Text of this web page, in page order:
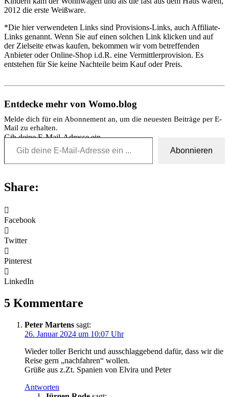
2012 die erste Weißware.
*Die hier verwendeten Links sind Provisions-Links, auch Affiliate-
Links genannt. Wenn Sie auf einen solchen Link klicken und auf
der Zielseite etwas kaufen, bekommen wir vom betreffenden
Anbieter oder Online-Shop i.d.R. eine Vermittlerprovision. Es
entstehen für Sie keine Nachteile beim Kauf oder Preis.
Entdecke mehr von Womo.blog
Melde dich für ein Abonnement an, um die neuesten Beiträge per E-
Mail zu erhalten.
Gib deine E-Mail-Adresse ein ...
Abonnieren
Share:
Facebook
Twitter
Pinterest
LinkedIn
5 Kommentare
Peter Martens sagt:
26. Januar 2024 um 10:07 Uhr
Wieder toller Bericht und ausschlaggebend dafür, dass wir die
Reise gern „nachfahren“ wollen.
Grüße aus z.Zt. Spanien von Elvira und Peter
Antworten